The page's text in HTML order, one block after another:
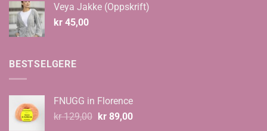
kr 535,00
Veya Jakke (Oppskrift)
kr 45,00
BESTSELGERE
FNUGG in Florence
kr129,00 Opprinnelig
kr89,00Nåværende